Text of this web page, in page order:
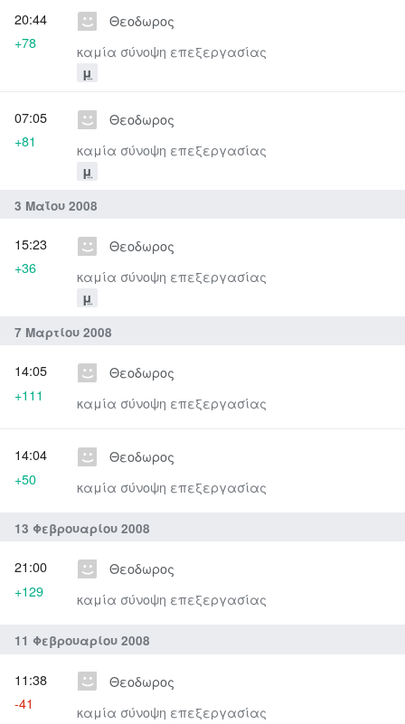
Θεοδωρος
καμία σύνοψη επεξεργασίας
μ
20:44
+78
Θεοδωρος
καμία σύνοψη επεξεργασίας
μ
07:05
+81
3 Μαΐου 2008
Θεοδωρος
καμία σύνοψη επεξεργασίας
μ
15:23
+36
7 Μαρτίου 2008
Θεοδωρος
καμία σύνοψη επεξεργασίας
14:05
+111
Θεοδωρος
καμία σύνοψη επεξεργασίας
14:04
+50
13 Φεβρουαρίου 2008
Θεοδωρος
καμία σύνοψη επεξεργασίας
21:00
+129
11 Φεβρουαρίου 2008
Θεοδωρος
καμία σύνοψη επεξεργασίας
11:38
-41